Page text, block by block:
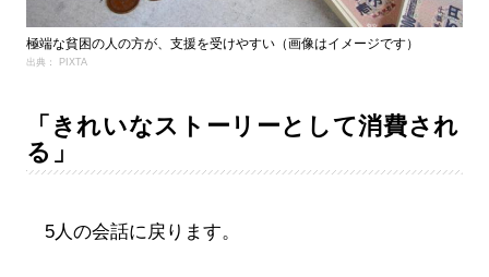
極端な貧困の人の方が、支援を受けやすい（画像はイメージです）
出典： PIXTA
「きれいなストーリーとして消費され
る」
5人の会話に戻ります。